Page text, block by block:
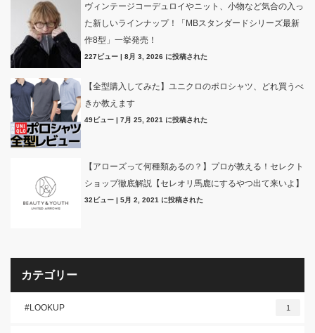
ヴィンテージコーデュロイやニット、小物など気合の入っ
た新しいラインナップ！「MBスタンダードシリーズ最新
作8型」一挙発売！
227ビュー | 8月 3, 2026 に投稿された
【全型購入してみた】ユニクロのポロシャツ、どれ買うべ
きか教えます
49ビュー | 7月 25, 2021 に投稿された
【アローズって何種類あるの？】プロが教える！セレクト
ショップ徹底解説【セレオリ馬鹿にするやつ出て来いよ】
32ビュー | 5月 2, 2021 に投稿された
カテゴリー
#LOOKUP 1